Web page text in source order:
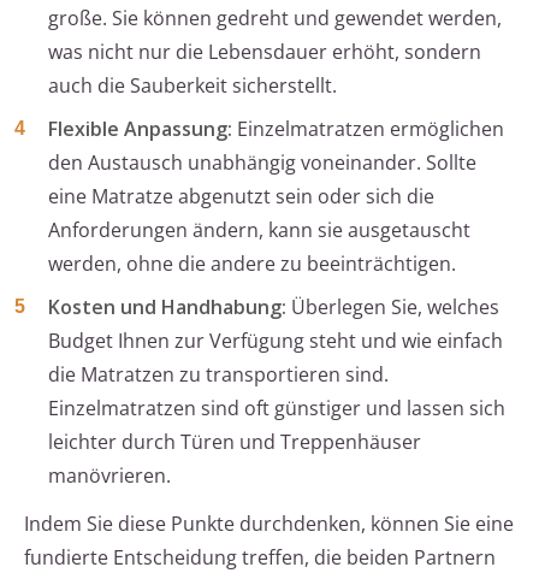
große. Sie können gedreht und gewendet werden,
was nicht nur die Lebensdauer erhöht, sondern
auch die Sauberkeit sicherstellt.
Flexible Anpassung: Einzelmatratzen ermöglichen
den Austausch unabhängig voneinander. Sollte
eine Matratze abgenutzt sein oder sich die
Anforderungen ändern, kann sie ausgetauscht
werden, ohne die andere zu beeinträchtigen.
Kosten und Handhabung: Überlegen Sie, welches
Budget Ihnen zur Verfügung steht und wie einfach
die Matratzen zu transportieren sind.
Einzelmatratzen sind oft günstiger und lassen sich
leichter durch Türen und Treppenhäuser
manövrieren.
Indem Sie diese Punkte durchdenken, können Sie eine
fundierte Entscheidung treffen, die beiden Partnern